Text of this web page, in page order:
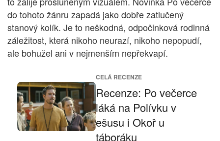
do tohoto žánru zapadá jako dobře zatlučený
stanový kolík. Je to neškodná, odpočinková rodinná
záležitost, která nikoho neurazí, nikoho nepopudí,
ale bohužel ani v nejmenším nepřekvapí.
CELÁ RECENZE
Recenze: Po večerce
láká na Polívku v
ešusu i Okoř u
táboráku